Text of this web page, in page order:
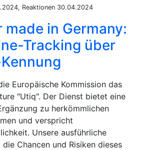
Reaktionen 30.04.2024
made in Germany:
Tracking über
Europäische Kommission das
"Utiq". Der Dienst bietet eine
zu herkömmlichen
und verspricht
Unsere ausführliche
Chancen und Risiken dieses